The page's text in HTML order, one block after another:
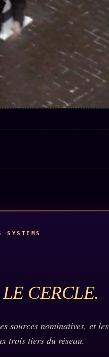
Récents
À la une
Tous les
tags
Soumettre
un tip
Nous
Corrections
CERCLE.
sources nominatives, et les
trois tiers du réseau.